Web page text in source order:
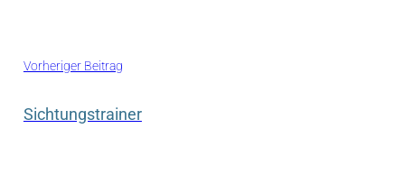
Vorheriger Beitrag
Sichtungstrainer